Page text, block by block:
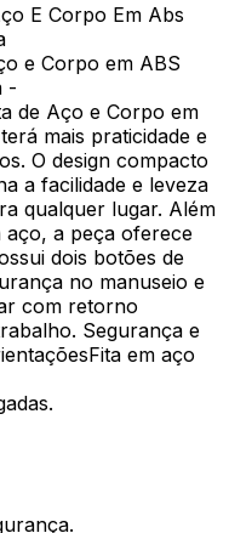
E Corpo Em Abs
e Corpo em ABS
-
de Aço e Corpo em
mais praticidade e
O design compacto
a facilidade e leveza
qualquer lugar. Além
a peça oferece
dois botões de
no manuseio e
com retorno
Segurança e
em aço